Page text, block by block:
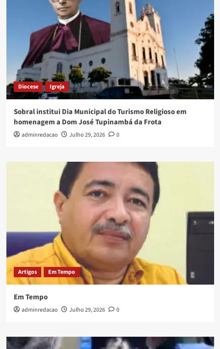
Diocese Igreja
Sobral institui Dia Municipal do Turismo Religioso em
homenagem a Dom José Tupinambá da Frota
adminredacao Julho 29, 2026 0
Artigos Em Tempo
Em Tempo
adminredacao Julho 29, 2026 0